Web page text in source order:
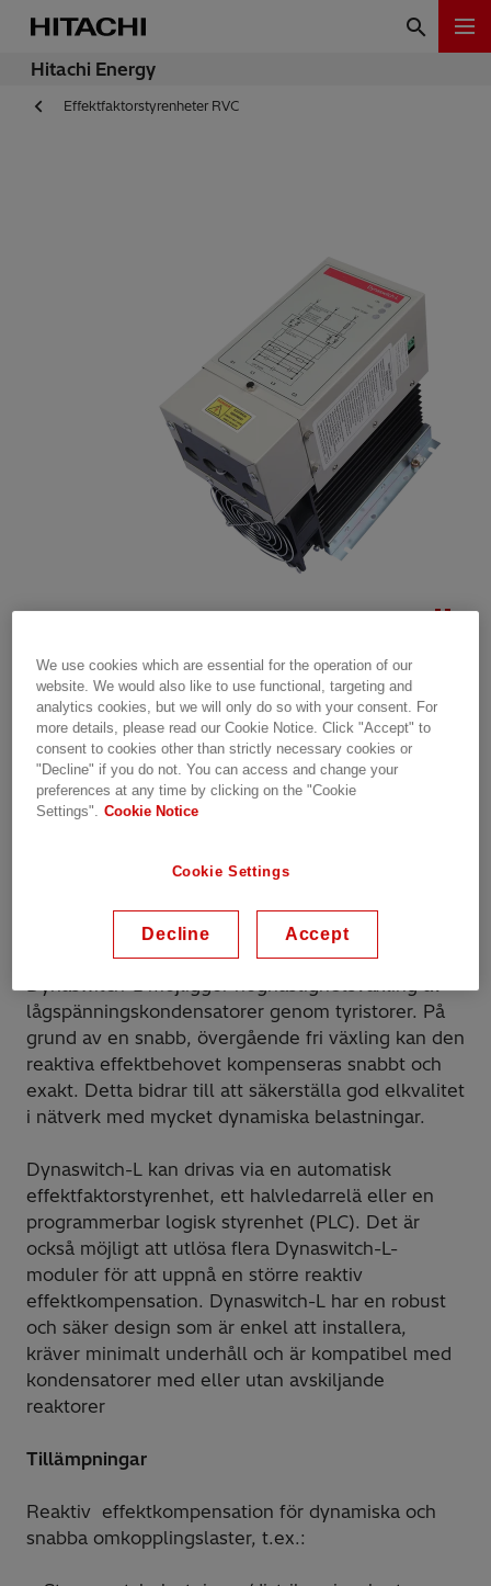
Hitachi Energy
Effektfaktorstyrenheter RVC
Tyristorkopplingsmodul
Dynaswitch-L
Ultrasnabb omkopplingslösning för
lågspänningskondensatorer
Dynaswitch-L möjliggör höghastighetsväxling av
lågspänningskondensatorer genom tyristorer. På
grund av en snabb, övergående fri växling kan den
reaktiva effektbehovet kompenseras snabbt och
exakt. Detta bidrar till att säkerställa god elkvalitet
i nätverk med mycket dynamiska belastningar.
Dynaswitch-L kan drivas via en automatisk
effektfaktorstyrenhet, ett halvledarrelä eller en
programmerbar logisk styrenhet (PLC). Det är
också möjligt att utlösa flera Dynaswitch-L-
moduler för att uppnå en större reaktiv
effektkompensation. Dynaswitch-L har en robust
och säker design som är enkel att installera,
kräver minimalt underhåll och är kompatibel med
kondensatorer med eller utan avskiljande
reaktorer
Tillämpningar
Reaktiv effektkompensation för dynamiska och
snabba omkopplingslaster, t.ex.:
We use cookies which are essential for the operation of our
website. We would also like to use functional, targeting and
analytics cookies, but we will only do so with your consent. For
more details, please read our Cookie Notice. Click "Accept" to
consent to cookies other than strictly necessary cookies or
"Decline" if you do not. You can access and change your
preferences at any time by clicking on the "Cookie
Settings".
Cookie Notice
Cookie Settings
Decline Accept